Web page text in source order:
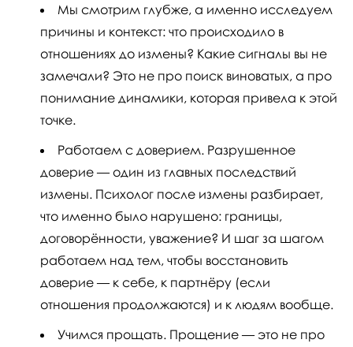
Мы смотрим глубже, а именно исследуем
причины и контекст: что происходило в
отношениях до измены? Какие сигналы вы не
замечали? Это не про поиск виноватых, а про
понимание динамики, которая привела к этой
точке.
Работаем с доверием. Разрушенное
доверие — один из главных последствий
измены. Психолог после измены разбирает,
что именно было нарушено: границы,
договорённости, уважение? И шаг за шагом
работаем над тем, чтобы восстановить
доверие — к себе, к партнёру (если
отношения продолжаются) и к людям вообще.
Учимся прощать. Прощение — это не про